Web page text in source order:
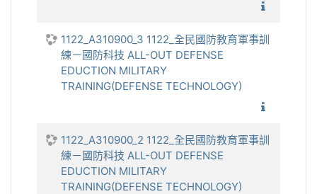
1122_A310900_3 1122_全民國防教育軍事訓
練－國防科技 ALL-OUT DEFENSE
EDUCTION MILITARY
TRAINING(DEFENSE TECHNOLOGY)
1122_A310900_2 1122_全民國防教育軍事訓
練－國防科技 ALL-OUT DEFENSE
EDUCTION MILITARY
TRAINING(DEFENSE TECHNOLOGY)